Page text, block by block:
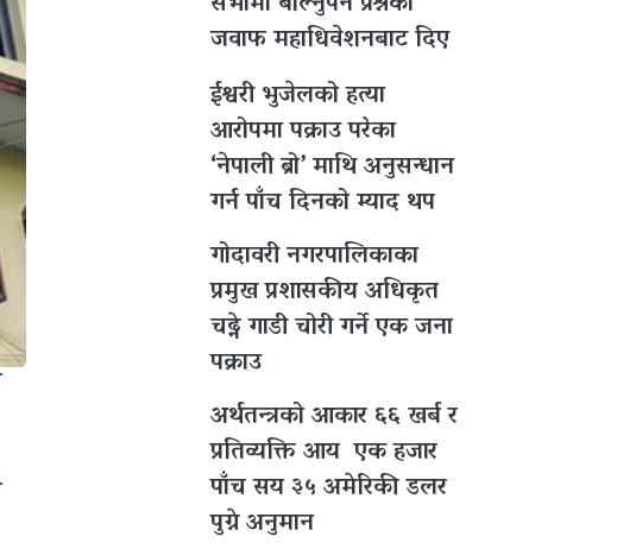
जवाफ महाधिवेशनबाट दिए
ईश्वरी भुजेलको हत्या
आरोपमा पक्राउ परेका
‘नेपाली ब्रो’ माथि अनुसन्धान
गर्न पाँच दिनको म्याद थप
गोदावरी नगरपालिकाका
प्रमुख प्रशासकीय अधिकृत
चढ्ने गाडी चोरी गर्ने एक जना
पक्राउ
अर्थतन्त्रको आकार ६६ खर्ब र
प्रतिव्यक्ति आय एक हजार
पाँच सय ३५ अमेरिकी डलर
पुग्ने अनुमान